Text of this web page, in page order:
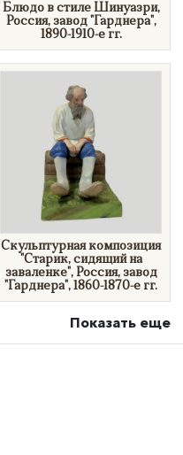
Блюдо в стиле Шинуазри,
Россия, завод "Гарднера",
1890-1910-е гг.
Скульптурная композиция
"Старик, сидящий на
заваленке", Россия, завод
"Гарднера", 1860-1870-е гг.
Показать еще